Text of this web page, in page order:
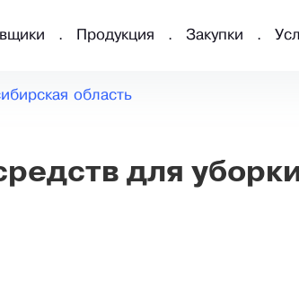
Продукция Закупки
область
для